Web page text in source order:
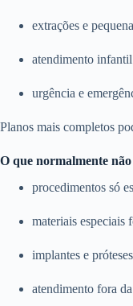
extrações e
atendimento infantil
urgência e
Planos mais completos
O que normalmente
procedimentos só
materiais especiais
implantes e
atendimento fora